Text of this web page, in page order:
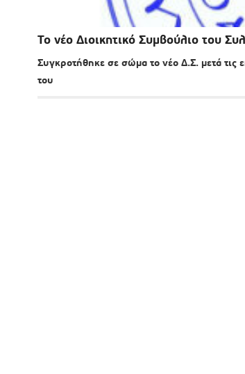
Το νέο Διοικητικό Συμβούλιο του
Συγκροτήθηκε σε σώμα το νέο Δ.Σ. μετά τις
του